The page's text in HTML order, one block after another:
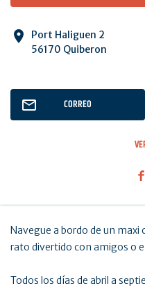
Port Haliguen 2
56170 Quiberon
CORREO
Navegue a bordo de un maxi
rato divertido con amigos o
Todos los días de abril a